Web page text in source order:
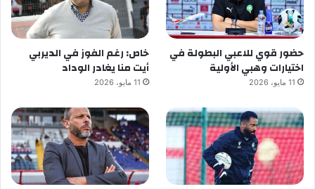
حضور قوي للاعبي البطولة في
اختيارات وهبي الأولية
11 مايو، 2026
خاص: رغم الفوز في الديربي
أيت منا يغادر الوداد
11 مايو، 2026